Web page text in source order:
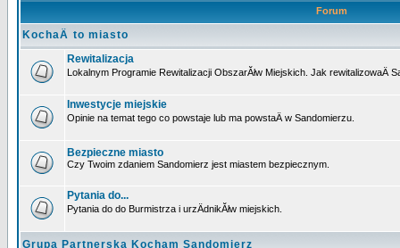
Forum
KochaÄ to miasto
Rewitalizacja
Lokalnym Programie Rewitalizacji ObszarĂłw Miejskich. Jak rewitalizowaÄ
Inwestycje miejskie
Opinie na temat tego co powstaje lub ma powstaÄ w Sandomierzu.
Bezpieczne miasto
Czy Twoim zdaniem Sandomierz jest miastem bezpiecznym.
Pytania do...
Pytania do do Burmistrza i urzÄdnikĂłw miejskich.
Grupa Partnerska Kocham Sandomierz